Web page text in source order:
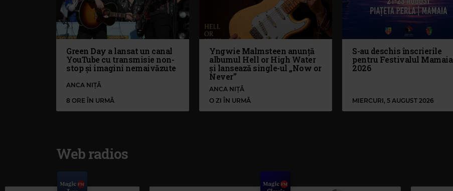
Green Day a lansat un canal
YouTube cu transmisie non-
stop și imagini nemaivăzute
ANCA NIȚĂ
8 ORE ÎN URMĂ
Yngwie Malmsteen anunță
albumul Hell or High Water
și lansează single-ul „Now or
Never”
ANCA NIȚĂ
O ZI ÎN URMĂ
S-au deschis înscrierile
pentru Festivalul Mamaia
2026
MIERCURI, 5 AUGUST 2026
Web radios